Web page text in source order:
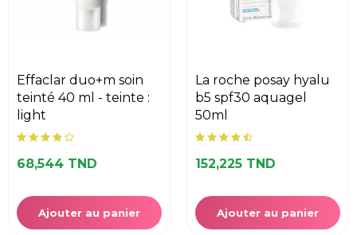
effaclar duo+m soin
teinté 40 ml - teinte :
light
68,544 TND
Ajouter au panier
la roche posay hyalu
b5 spf30 aquagel
50ml
152,225 TND
Ajouter au panier